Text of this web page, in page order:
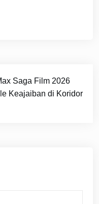
Saga Film 2026
Keajaiban di Koridor